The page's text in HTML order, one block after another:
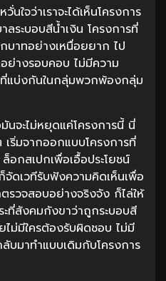
นใจว่าเราจะได้เห็นโครงการ
ระบอบสีน้ำเงิน โครงการที่
บาทอย่างเหนื่อยยาก ไป
ย่างรอบคอบ ไม่มีความ
แบ่งกันในกลุ่มพวกพ้องกลุ่ม
นจะไม่หยุดแค่โครงการนี้ นี่
เริ่มจากออกแบบโครงการที่
อกสเปกเพื่อเอื้อประโยชน์
เวทีรับฟังความคิดเห็นเพื่อ
รวจสอบอย่างจริงจัง ก็ไล่ให้
ที่สังคมกังขาว่าถูกระบอบสี
ม่มีใครต้องรับผิดชอบ ไม่มี
บมาทำแบบเดิมกับโครงการ